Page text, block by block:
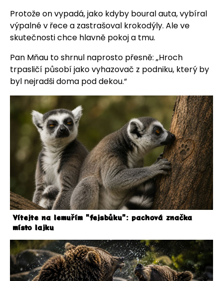
Protože on vypadá, jako kdyby boural auta, vybíral
výpalné v řece a zastrašoval krokodýly. Ale ve
skutečnosti chce hlavně pokoj a tmu.
Pan Mňau to shrnul naprosto přesně: „Hroch
trpasličí působí jako vyhazovač z podniku, který by
byl nejradši doma pod dekou.“
Vítejte na lemuřím "fejsbůku": pachová značka
místo lajku